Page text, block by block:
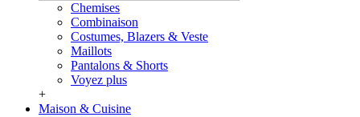
Chemises
Combinaison
Costumes, Blazers & Veste
Maillots
Pantalons & Shorts
Voyez plus
+
Maison & Cuisine